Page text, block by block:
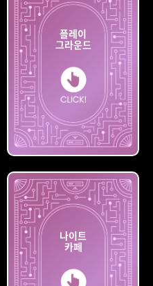
플레이
그라운드
플레이
그라운드
나이트
카페